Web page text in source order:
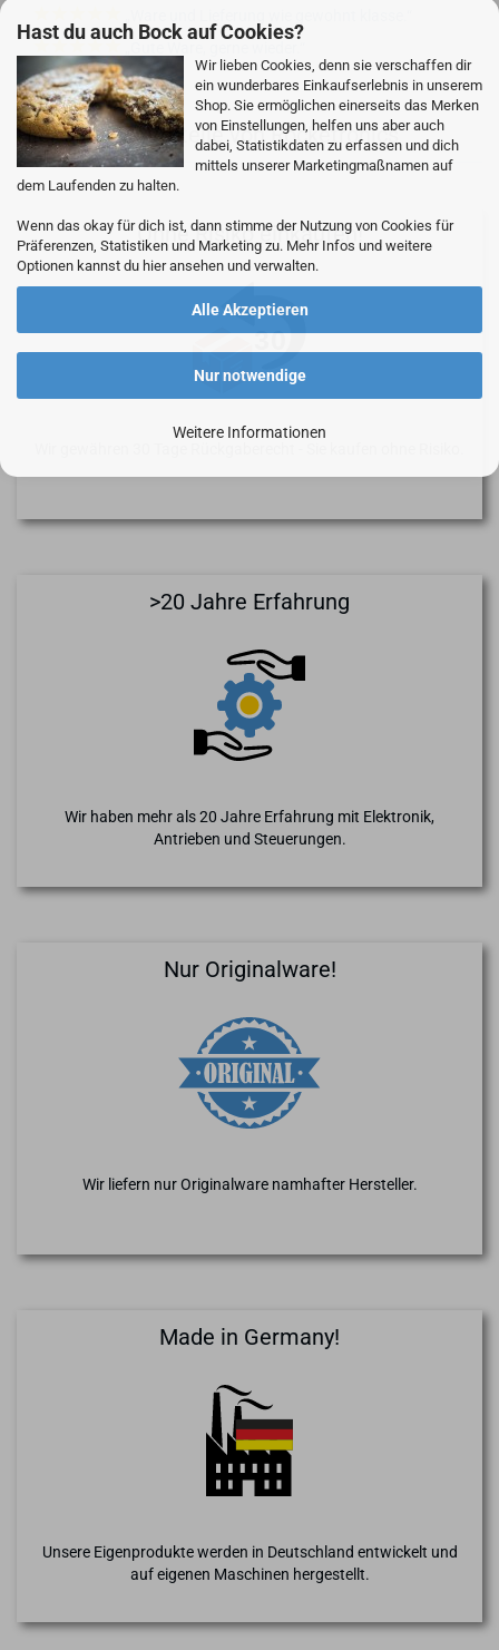
Hast du auch Bock auf Cookies?
Wir lieben Cookies, denn sie verschaffen dir
ein wunderbares Einkaufserlebnis in unserem
Shop. Sie ermöglichen einerseits das Merken
von Einstellungen, helfen uns aber auch
dabei, Statistikdaten zu erfassen und dich
mittels unserer Marketingmaßnamen auf
dem Laufenden zu halten.
Wenn das okay für dich ist, dann stimme der Nutzung von Cookies für
Präferenzen, Statistiken und Marketing zu. Mehr Infos und weitere
Optionen kannst du hier ansehen und verwalten.
Alle Akzeptieren
Nur notwendige
Weitere Informationen
Hier sind die Vorteile von Rocketronics
Ohne Risiko einkaufen!
>20 Jahre Erfahrung
Wir haben mehr als 20 Jahre Erfahrung mit Elektronik,
Antrieben und Steuerungen.
Nur Originalware!
Wir liefern nur Originalware namhafter Hersteller.
Made in Germany!
Unsere Eigenprodukte werden in Deutschland entwickelt und
auf eigenen Maschinen hergestellt.